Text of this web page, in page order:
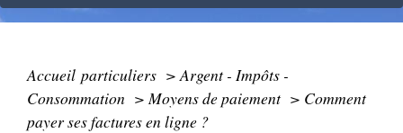
Accueil particuliers > Argent - Impôts -
Consommation > Moyens de paiement > Comment
payer ses factures en ligne ?